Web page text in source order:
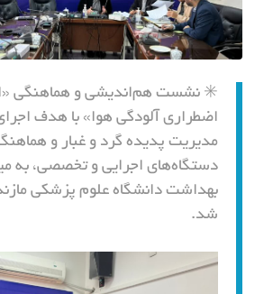
✳️ نشست هم‌اندیشی و هماهنگی
اضطراری آلودگی هوا» با هدف
مدیریت پدیده گرد و غبار و
دستگاه‌های اجرایی و تخصصی، به
بهداشت دانشگاه علوم پزشکی
شد.